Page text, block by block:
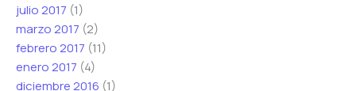
julio 2017 (1)
marzo 2017 (2)
febrero 2017 (11)
enero 2017 (4)
diciembre 2016 (1)